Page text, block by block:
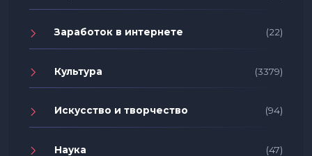
Заработок в интернете (22)
Культура (3379)
Искусство и творчество (94)
Наука (47)